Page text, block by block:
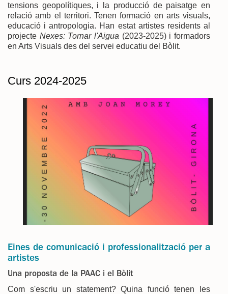
tensions geopolítiques, i la producció de paisatge en
relació amb el territori. Tenen formació en arts visuals,
educació i antropologia. Han estat artistes residents al
projecte Nexes: Tornar l'Aigua (2023-2025) i formadors
en Arts Visuals des del servei educatiu del Bòlit.
Curs 2024-2025
Eines de comunicació i professionalització per a
artistes
Una proposta de la PAAC i el Bòlit
Com s'escriu un statement? Quina funció tenen les